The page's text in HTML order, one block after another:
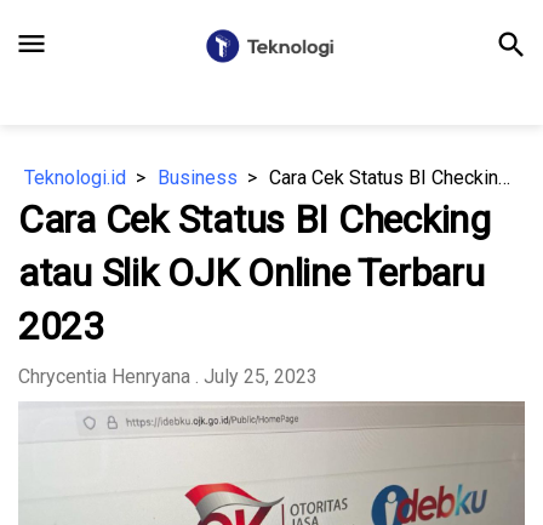
menu search
Teknologi.id Business Cara Cek Status BI Checking atau Slik OJK Online Terbaru 2023
Cara Cek Status BI Checking
atau Slik OJK Online Terbaru
2023
Chrycentia Henryana . July 25, 2023